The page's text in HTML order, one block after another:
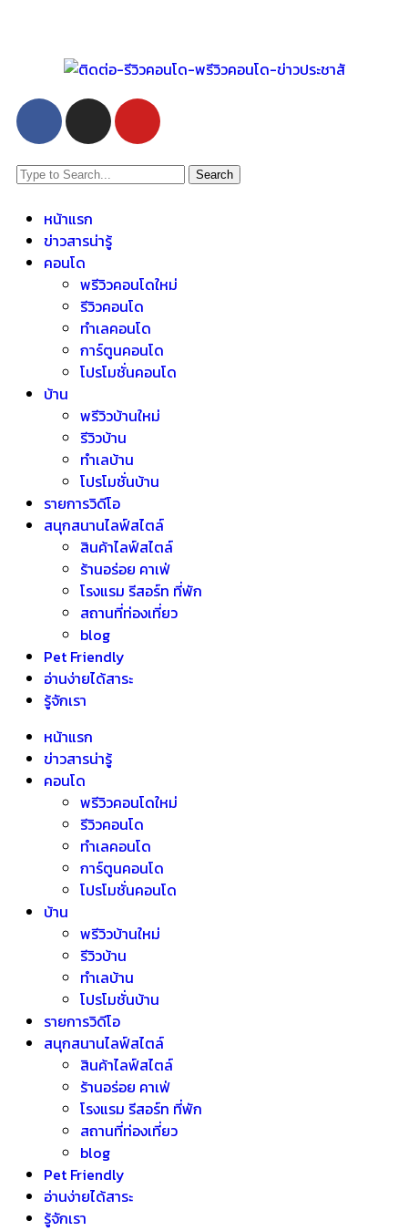
Search
หน้าแรก
ข่าวสารน่ารู้
คอนโด
พรีวิวคอนโดใหม่
รีวิวคอนโด
ทำเลคอนโด
การ์ตูนคอนโด
โปรโมชั่นคอนโด
บ้าน
พรีวิวบ้านใหม่
รีวิวบ้าน
ทำเลบ้าน
โปรโมชั่นบ้าน
รายการวิดีโอ
สนุกสนานไลฟ์สไตล์
สินค้าไลฟ์สไตล์
ร้านอร่อย คาเฟ่
โรงแรม รีสอร์ท ที่พัก
สถานที่ท่องเที่ยว
blog
Pet Friendly
อ่านง่ายได้สาระ
รู้จักเรา
หน้าแรก
ข่าวสารน่ารู้
คอนโด
พรีวิวคอนโดใหม่
รีวิวคอนโด
ทำเลคอนโด
การ์ตูนคอนโด
โปรโมชั่นคอนโด
บ้าน
พรีวิวบ้านใหม่
รีวิวบ้าน
ทำเลบ้าน
โปรโมชั่นบ้าน
รายการวิดีโอ
สนุกสนานไลฟ์สไตล์
สินค้าไลฟ์สไตล์
ร้านอร่อย คาเฟ่
โรงแรม รีสอร์ท ที่พัก
สถานที่ท่องเที่ยว
blog
Pet Friendly
อ่านง่ายได้สาระ
รู้จักเรา